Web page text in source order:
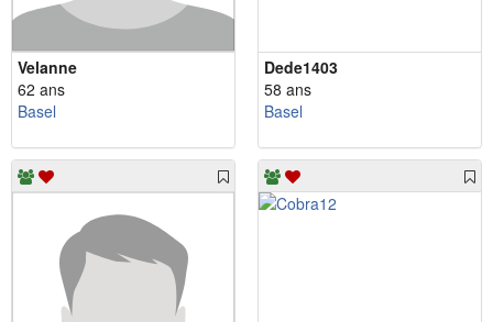
Velanne
62 ans
Basel
Dede1403
58 ans
Basel